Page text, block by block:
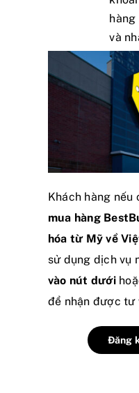
và
Khách hàng
mua hàng
hóa từ Mỹ về
sử dụng dịch vụ
vào nút dưới
để nhận được tư
Đăng